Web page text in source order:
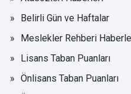
Belirli Gün ve Haftalar
Meslekler Rehberi
Lisans Taban Puanları
Önlisans Taban Puanları